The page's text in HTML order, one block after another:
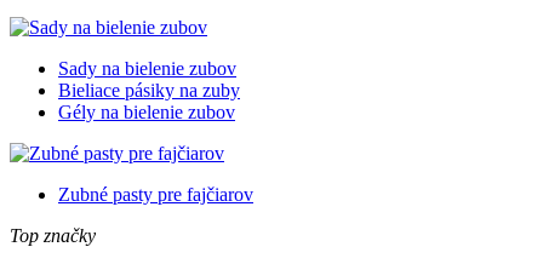
Sady na bielenie zubov
Bieliace pásiky na zuby
Gély na bielenie zubov
Zubné pasty pre fajčiarov
Top značky